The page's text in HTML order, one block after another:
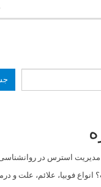
استرس در
فوبیا، علائم، علت و